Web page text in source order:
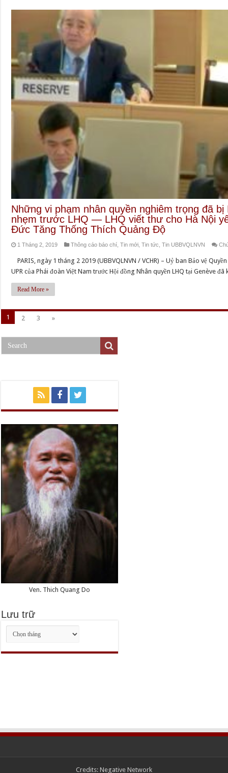
Những vi phạm nhân quyền nghiêm trọng đã
nhẹm trước LHQ — LHQ viết thư cho Hà Nội
Đức Tăng Thống Thích Quảng Độ
1 Tháng 2, 2019 Thông cáo báo chí ,Tin mới ,Tin tức ,Tin UBBVQLNVN
PARIS, ngày 1 tháng 2 2019 (UBBVQLNVN / VCHR) – Uỷ ban Bảo vệ
UPR của Phái đoàn Việt Nam trước Hội đồng Nhân quyền LHQ tại Genève
Read More »
1 2 3 »
Ven. Thich Quang Do
Lưu trữ
Lưu
trữ
Credits: Negative Network